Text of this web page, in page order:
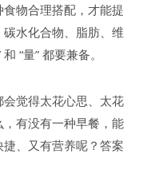
物合理搭配，才能提
水化合物、脂肪、维
“量” 都要兼备。
觉得太花心思、太花
有没有一种早餐，能
、又有营养呢？答案